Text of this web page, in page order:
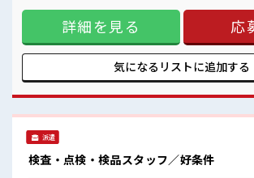
※就業先による/規定有
■職場の雰囲気
≪20代・30代活躍中≫
大手企業で安心の長期就業が可能！
元気でやる気のある方大歓迎！
キレイな職場でカイテキ作業♪
(*≧∀≦)ゞ 寮費手当があるので毎月安心！ (1)1年間で寮
当最大60万円相当 (2)ワンルーム寮完備
エアコンなどは備え付け (4)駐車場完備な
みOK ほかにも... 赴任時は現地までの移
就業先にはチケット制の社員食堂が利用可♪ 【無期雇
遣】 ◎当社と期間制限のない雇用契約を
日に入社決定もできる！ ■最短3営業日で入寮も可！ ※就業
先による/規定有 ■職場の雰囲気 ≪20代・30代活躍中≫ 大手
あり◎安心スタートOK！ #ryo
詳細を見る 応
気になるリストに追加する
派遣
検査・点検・検品スタッフ／好条件